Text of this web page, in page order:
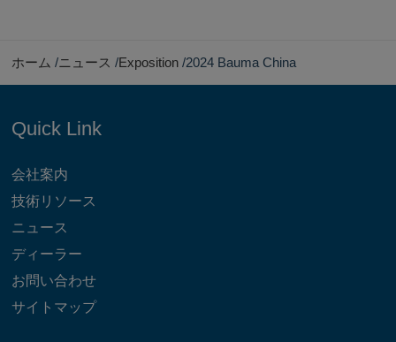
ホーム ニュース Exposition 2024 Bauma China
Quick Link
会社案内
技術リソース
ニュース
ディーラー
お問い合わせ
サイトマップ